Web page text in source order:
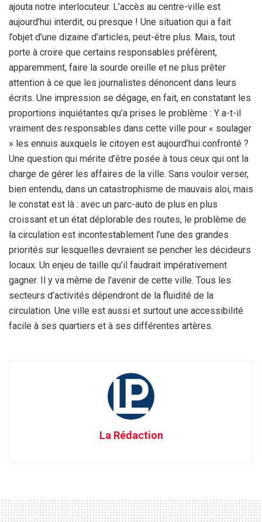
ajouta notre interlocuteur. L’accès au centre-ville est
aujourd’hui interdit, ou presque ! Une situation qui a fait
l’objet d’une dizaine d’articles, peut-être plus. Mais, tout
porte à croire que certains responsables préfèrent,
apparemment, faire la sourde oreille et ne plus prêter
attention à ce que les journalistes dénoncent dans leurs
écrits. Une impression se dégage, en fait, en constatant les
proportions inquiétantes qu’a prises le problème : Y a-t-il
vraiment des responsables dans cette ville pour « soulager
» les ennuis auxquels le citoyen est aujourd’hui confronté ?
Une question qui mérite d’être posée à tous ceux qui ont la
charge de gérer les affaires de la ville. Sans vouloir verser,
bien entendu, dans un catastrophisme de mauvais aloi, mais
le constat est là : avec un parc-auto de plus en plus
croissant et un état déplorable des routes, le problème de
la circulation est incontestablement l’une des grandes
priorités sur lesquelles devraient se pencher les décideurs
locaux. Un enjeu de taille qu’il faudrait impérativement
gagner. Il y va même de l’avenir de cette ville. Tous les
secteurs d’activités dépendront de la fluidité de la
circulation. Une ville est aussi et surtout une accessibilité
facile à ses quartiers et à ses différentes artères.
La Rédaction